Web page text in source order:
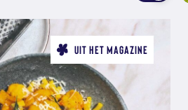
UIT HET MAGAZINE